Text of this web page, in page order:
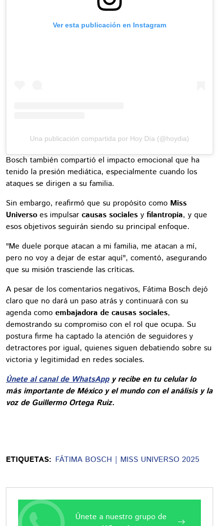
Ver esta publicación en Instagram
Una publicación compartida por Hoy Día (@hoydia)
Bosch también compartió el impacto emocional que ha
tenido la presión mediática, especialmente cuando los
ataques se dirigen a su familia.
Sin embargo, reafirmó que su propósito como Miss
Universo es impulsar causas sociales y filantropía, y que
esos objetivos seguirán siendo su principal enfoque.
"Me duele porque atacan a mi familia, me atacan a mí,
pero no voy a dejar de estar aquí", comentó, asegurando
que su misión trasciende las críticas.
A pesar de los comentarios negativos, Fátima Bosch dejó
claro que no dará un paso atrás y continuará con su
agenda como embajadora de causas sociales,
demostrando su compromiso con el rol que ocupa. Su
postura firme ha captado la atención de seguidores y
detractores por igual, quienes siguen debatiendo sobre su
victoria y legitimidad en redes sociales.
Únete al canal de WhatsAppy recibe en tu celular lo
más importante de México y el mundo con el análisis y la
voz de Guillermo Ortega Ruiz.
ETIQUETAS: FÁTIMA BOSCH MISS UNIVERSO 2025
Únete a nuestro grupo de